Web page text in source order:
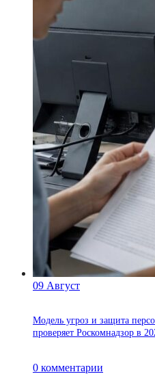
09 Август
Модель угроз и защита
проверяет Роскомнадзор в
0 комментарии